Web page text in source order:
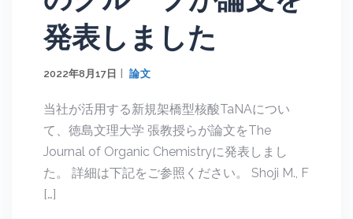
発表しました
2022年8月17日 論文
当社が活用する新規架橋型核酸TaNAについ
て、徳島文理大学 張教授らが論文をThe
Journal of Organic Chemistryに発表しまし
た。 詳細は下記をご参照ください。 Shoji M., F
[…]